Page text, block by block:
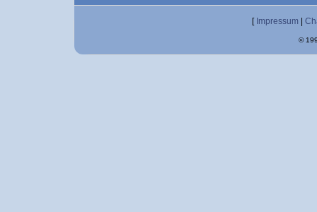
[ Impressum
©